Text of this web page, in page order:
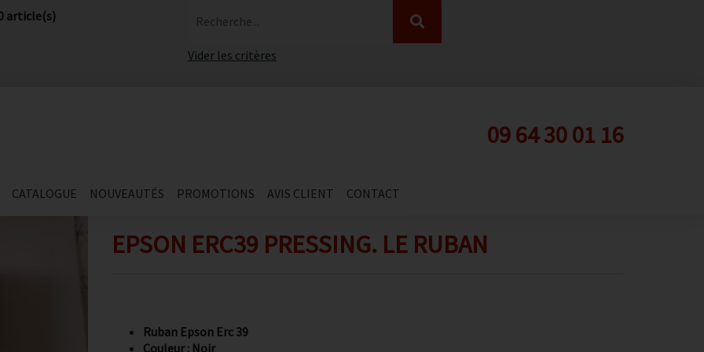
article(s) Recherche...
Vider les critères
09 64 30 01 16
CATALOGUE NOUVEAUTÉS PROMOTIONS AVIS CLIENT CONTACT
EPSON ERC39 PRESSING. LE RUBAN
Ruban Epson Erc 39
Couleur : Noir